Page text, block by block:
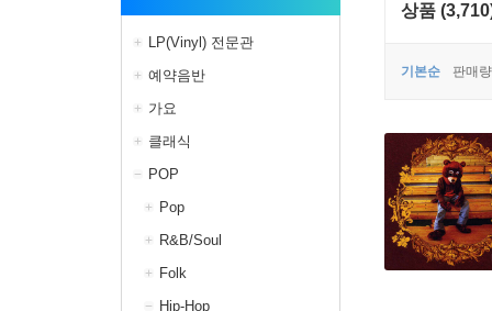
LP(Vinyl) 전문관
예약음반
가요
클래식
POP
Pop
R&B/Soul
Folk
Hip-Hop
상품
기본순 판매